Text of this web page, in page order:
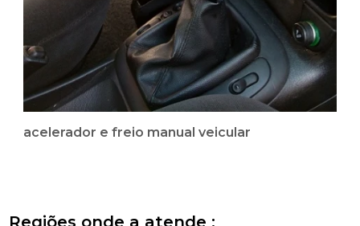
acelerador e freio manual veicular
Regiões onde a atende :